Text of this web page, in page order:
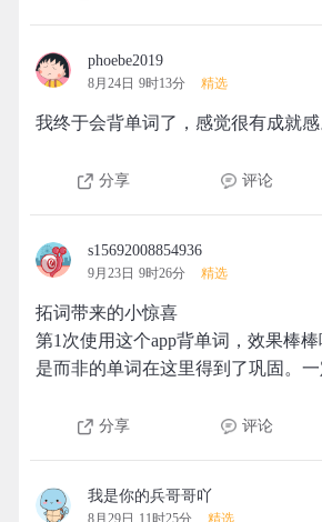
phoebe2019
8月24日 9时13分 精选
我终于会背单词了，感觉很有成就感
分享 评论
s15692008854936
9月23日 9时26分 精选
拓词带来的小惊喜
第1次使用这个app背单词，效果棒
是而非的单词在这里得到了巩固。一
分享 评论
我是你的兵哥哥吖
8月29日 11时25分 精选